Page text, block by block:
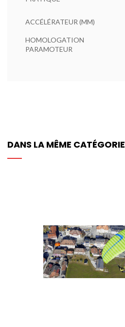
ACCÉLÉRATEUR (MM)
HOMOLOGATION
PARAMOTEUR
DANS LA MÊME CATÉGORIE